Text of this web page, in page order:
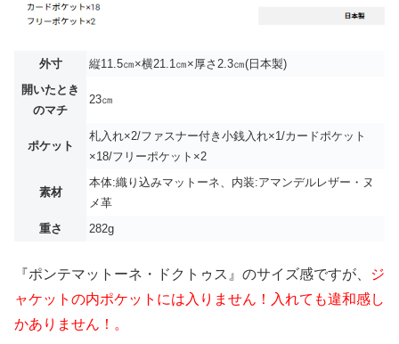
外寸
縦11.5㎝×横21.1㎝×厚さ2.3㎝(日本製)
開いたとき
のマチ
23㎝
ポケット
札入れ×2/ファスナー付き小銭入れ×1/カードポケット
×18/フリーポケット×2
素材
本体:織り込みマットーネ、内装:アマンデルレザー・ヌ
メ革
重さ
282g
『ポンテマットーネ・ドクトゥス』のサイズ感ですが、
ジ
ャケットの内ポケットには入りません！入れても違和感し
かありません！。